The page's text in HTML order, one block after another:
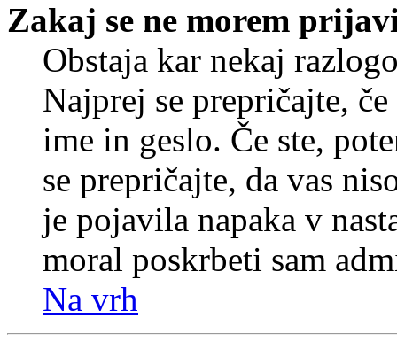
Zakaj se ne morem
Obstaja kar nekaj
Najprej se prepričajte,
ime in geslo. Če ste,
se prepričajte, da vas
je pojavila napaka v
moral poskrbeti sam
Na vrh